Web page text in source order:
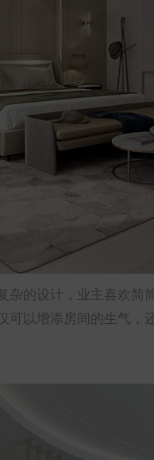
杂的设计，业主喜欢
可以增添房间的生气，